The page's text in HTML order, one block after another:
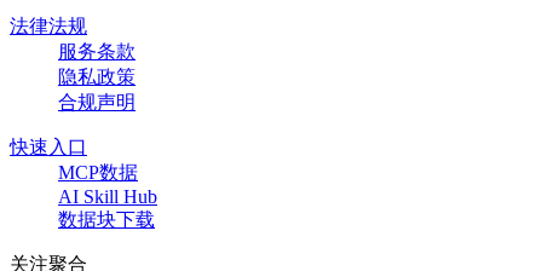
法律法规
服务条款
隐私政策
合规声明
快速入口
MCP数据
AI Skill Hub
数据块下载
关注聚合